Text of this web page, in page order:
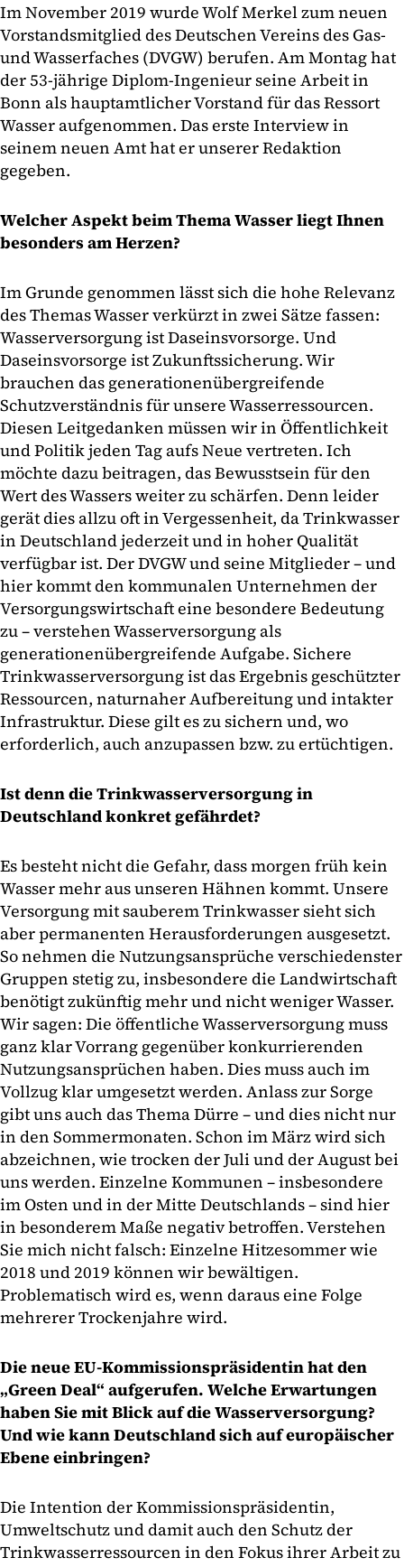
Im November 2019 wurde Wolf Merkel zum neuen
Vorstandsmitglied des Deutschen Vereins des Gas-
und Wasserfaches (DVGW) berufen. Am Montag hat
der 53-jährige Diplom-Ingenieur seine Arbeit in
Bonn als hauptamtlicher Vorstand für das Ressort
Wasser aufgenommen. Das erste Interview in
seinem neuen Amt hat er unserer Redaktion
gegeben.
Welcher Aspekt beim Thema Wasser liegt Ihnen
besonders am Herzen?
Im Grunde genommen lässt sich die hohe Relevanz
des Themas Wasser verkürzt in zwei Sätze fassen:
Wasserversorgung ist Daseinsvorsorge. Und
Daseinsvorsorge ist Zukunftssicherung. Wir
brauchen das generationenübergreifende
Schutzverständnis für unsere Wasserressourcen.
Diesen Leitgedanken müssen wir in Öffentlichkeit
und Politik jeden Tag aufs Neue vertreten. Ich
möchte dazu beitragen, das Bewusstsein für den
Wert des Wassers weiter zu schärfen. Denn leider
gerät dies allzu oft in Vergessenheit, da Trinkwasser
in Deutschland jederzeit und in hoher Qualität
verfügbar ist. Der DVGW und seine Mitglieder – und
hier kommt den kommunalen Unternehmen der
Versorgungswirtschaft eine besondere Bedeutung
zu – verstehen Wasserversorgung als
generationenübergreifende Aufgabe. Sichere
Trinkwasserversorgung ist das Ergebnis geschützter
Ressourcen, naturnaher Aufbereitung und intakter
Infrastruktur. Diese gilt es zu sichern und, wo
erforderlich, auch anzupassen bzw. zu ertüchtigen.
Ist denn die Trinkwasserversorgung in
Deutschland konkret gefährdet?
Es besteht nicht die Gefahr, dass morgen früh kein
Wasser mehr aus unseren Hähnen kommt. Unsere
Versorgung mit sauberem Trinkwasser sieht sich
aber permanenten Herausforderungen ausgesetzt.
So nehmen die Nutzungsansprüche verschiedenster
Gruppen stetig zu, insbesondere die Landwirtschaft
benötigt zukünftig mehr und nicht weniger Wasser.
Wir sagen: Die öffentliche Wasserversorgung muss
ganz klar Vorrang gegenüber konkurrierenden
Nutzungsansprüchen haben. Dies muss auch im
Vollzug klar umgesetzt werden. Anlass zur Sorge
gibt uns auch das Thema Dürre – und dies nicht nur
in den Sommermonaten. Schon im März wird sich
abzeichnen, wie trocken der Juli und der August bei
uns werden. Einzelne Kommunen – insbesondere
im Osten und in der Mitte Deutschlands – sind hier
in besonderem Maße negativ betroffen. Verstehen
Sie mich nicht falsch: Einzelne Hitzesommer wie
2018 und 2019 können wir bewältigen.
Problematisch wird es, wenn daraus eine Folge
mehrerer Trockenjahre wird.
Die neue EU-Kommissionspräsidentin hat den
„Green Deal“ aufgerufen. Welche Erwartungen
haben Sie mit Blick auf die Wasserversorgung?
Und wie kann Deutschland sich auf europäischer
Ebene einbringen?
Die Intention der Kommissionspräsidentin,
Umweltschutz und damit auch den Schutz der
Trinkwasserressourcen in den Fokus ihrer Arbeit zu